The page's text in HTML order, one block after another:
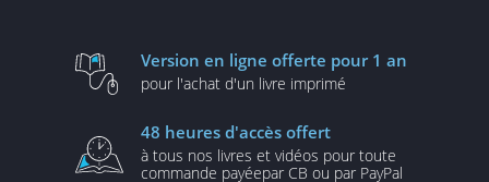
Version en ligne offerte pour 1 an
pour l'achat d'un livre imprimé
48 heures d'accès offert
à tous nos livres et vidéos pour toute
commande payéepar CB ou par PayPal